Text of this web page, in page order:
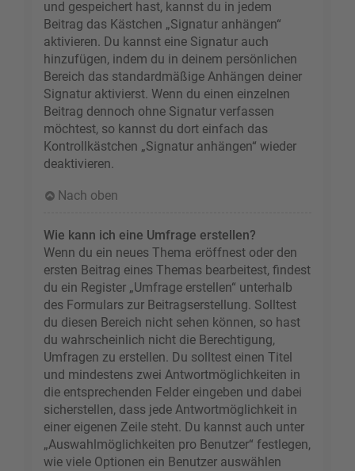
und gespeichert hast, kannst du in jedem
Beitrag das Kästchen „Signatur anhängen“
aktivieren. Du kannst eine Signatur auch
hinzufügen, indem du in deinem persönlichen
Bereich das standardmäßige Anhängen deiner
Signatur aktivierst. Wenn du einen einzelnen
Beitrag dennoch ohne Signatur verfassen
möchtest, so kannst du dort einfach das
Kontrollkästchen „Signatur anhängen“ wieder
deaktivieren.
Nach oben
Wie kann ich eine Umfrage erstellen?
Wenn du ein neues Thema eröffnest oder den
ersten Beitrag eines Themas bearbeitest, findest
du ein Register „Umfrage erstellen“ unterhalb
des Formulars zur Beitragserstellung. Solltest
du diesen Bereich nicht sehen können, so hast
du wahrscheinlich nicht die Berechtigung,
Umfragen zu erstellen. Du solltest einen Titel
und mindestens zwei Antwortmöglichkeiten in
die entsprechenden Felder eingeben und dabei
sicherstellen, dass jede Antwortmöglichkeit in
einer eigenen Zeile steht. Du kannst auch unter
„Auswahlmöglichkeiten pro Benutzer“ festlegen,
wie viele Optionen ein Benutzer auswählen